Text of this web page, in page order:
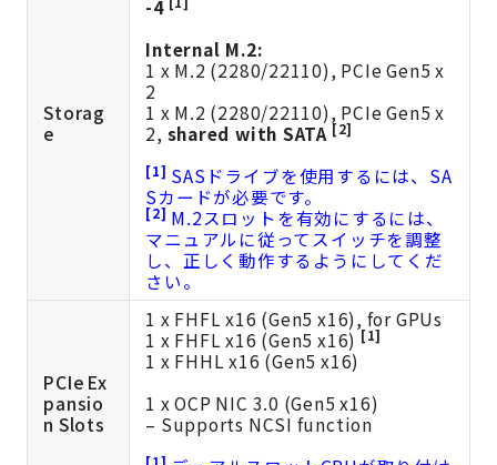
Storag
e
-4
Internal M.2:
1 x M.2 (2280/22110), PCIe Gen5 x
2
1 x M.2 (2280/22110), PCIe Gen5 x
2, shared with SATA [2]
[1] SASドライブを使用するには、SA
Sカードが必要です。
[2] M.2スロットを有効にするには、
マニュアルに従ってスイッチを調整
し、正しく動作するようにしてくだ
さい。
PCIe Ex
pansio
n Slots
1 x FHFL x16 (Gen5 x16), for GPUs
1 x FHFL x16 (Gen5 x16) [1]
1 x FHHL x16 (Gen5 x16)
1 x OCP NIC 3.0 (Gen5 x16)
– Supports NCSI function
[1]